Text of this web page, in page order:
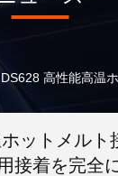
ットメルト
接着を完全